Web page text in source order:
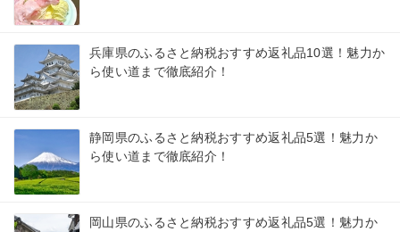
兵庫県のふるさと納税おすすめ返礼品10選！魅力か
ら使い道まで徹底紹介！
静岡県のふるさと納税おすすめ返礼品5選！魅力か
ら使い道まで徹底紹介！
岡山県のふるさと納税おすすめ返礼品5選！魅力か